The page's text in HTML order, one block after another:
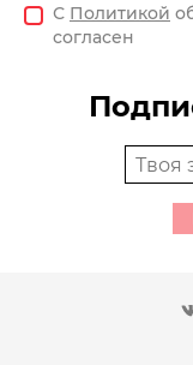
С Политикой
согласен